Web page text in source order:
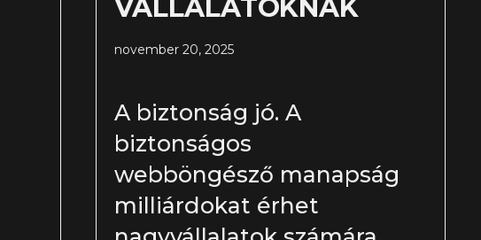
VÁLLALATOKNAK
november 20, 2025
A biztonság jó. A
biztonságos
webböngésző manapság
milliárdokat érhet